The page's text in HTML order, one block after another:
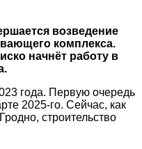
возведение
комплекса.
начнёт работу в
года. Первую очередь
2025-го. Сейчас, как
строительство